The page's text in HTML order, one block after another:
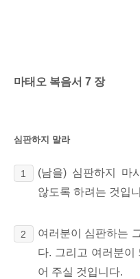
마태오 복음서 7 장
심판하지 말라
1
(남을) 심판하지 마
않도록 하려는 것입
2
여러분이 심판하는
다. 그리고 여러분이
어 주실 것입니다.